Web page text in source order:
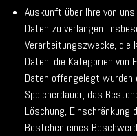
Auskunft über Ihre von
Daten zu verlangen.
Verarbeitungszwecke, die
Daten, die Kategorien von
Daten offengelegt wurden
Speicherdauer, das
Löschung, Einschränkung
Bestehen eines